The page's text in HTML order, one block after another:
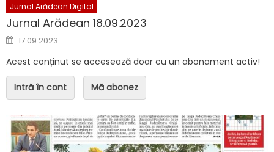
Jurnal Arădean Digital
Jurnal Arădean 18.09.2023
Posted on
17.09.2023
Acest conținut se accesează doar cu un abonament activ!
Intră în cont Mă abonez